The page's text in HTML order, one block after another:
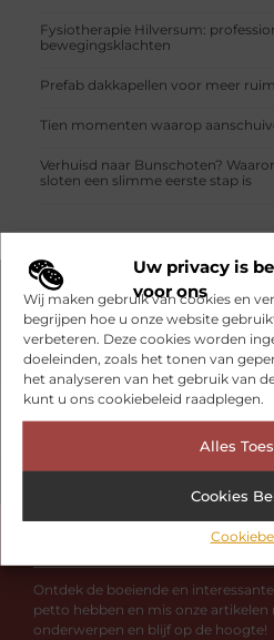
Uw privacy is
voor ons
Wij maken gebruik van cookies en
begrijpen hoe u onze website
verbeteren. Deze cookies worden
doeleinden, zoals het tonen van
het analyseren van het gebruik van
kunt u ons cookiebeleid raadplegen.
Alles
Cookies
Fysiotherapie Hilversum:
bewegingsklachten
Prefab dakkapellen voor meer
Tien momenten waarop
Verhuisd naar Bunschoten?
sloten een slimme eerste stap is
Had je deze
Ontdek de boeiende en
petto hebben en mis onze artikelen
onderwerpen en blijf op de hoogte!
VORIGE
Harde DJ voor een bruiloft